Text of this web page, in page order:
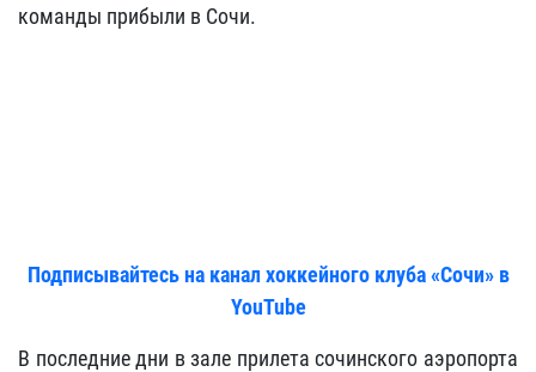
команды прибыли в Сочи.
Подписывайтесь на канал хоккейного клуба «Сочи» в
YouTube
В последние дни в зале прилета сочинского аэропорта